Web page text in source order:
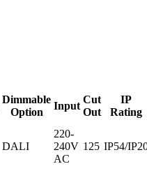
Dimmable
Option
Input
Cut
Out
IP
Rating
DALI
220-
240V
AC
125 IP54/